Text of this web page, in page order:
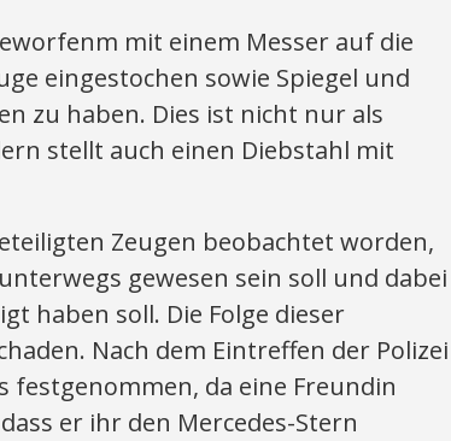
mit einem Messer auf die
eingestochen sowie Spiegel und
zu haben. Dies ist nicht nur als
stellt auch einen Diebstahl mit
Zeugen beobachtet worden,
gewesen sein soll und dabei
haben soll. Die Folge dieser
Nach dem Eintreffen der Polizei
festgenommen, da eine Freundin
er ihr den Mercedes-Stern